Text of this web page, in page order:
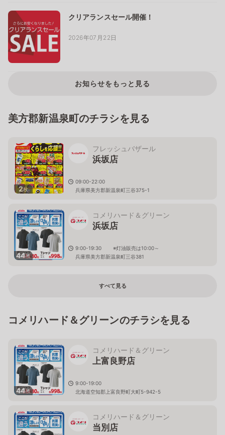
クリアランスセール開催！
2026年07月22日
お知らせをもっと見る
美方郡新温泉町のチラシを見る
2枚
フレッシュバザール
浜坂店
09:00-22:00
兵庫県美方郡新温泉町三谷375-1
44枚
コメリハード＆グリーン
浜坂店
9:00-19:30 ※灯油販売は10:00～
兵庫県美方郡新温泉町三谷381
すべて見る
コメリハード＆グリーンのチラシを見る
44枚
コメリハード＆グリーン
上富良野店
9:00-19:00
北海道空知郡上富良野町大町5-942-5
コメリハード＆グリーン
当別店